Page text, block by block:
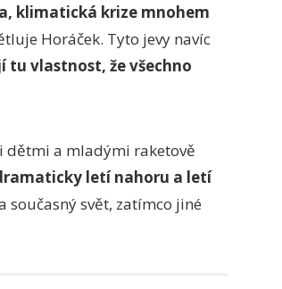
klimatická krize mnohem
Horáček. Tyto jevy navíc
tu vlastnost, že všechno
dětmi a mladými raketově
letí nahoru a letí
svět, zatímco jiné